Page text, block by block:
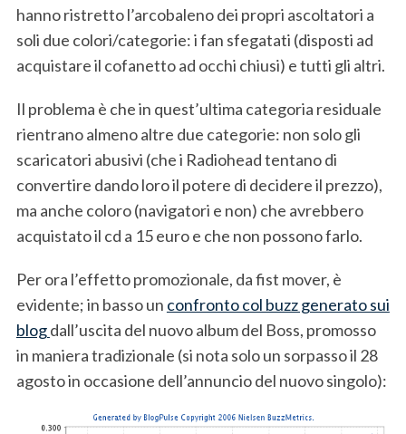
hanno ristretto l’arcobaleno dei propri ascoltatori a
soli due colori/categorie: i fan sfegatati (disposti ad
acquistare il cofanetto ad occhi chiusi) e tutti gli altri.
Il problema è che in quest’ultima categoria residuale
rientrano almeno altre due categorie: non solo gli
scaricatori abusivi (che i Radiohead tentano di
convertire dando loro il potere di decidere il prezzo),
ma anche coloro (navigatori e non) che avrebbero
acquistato il cd a 15 euro e che non possono farlo.
Per ora l’effetto promozionale, da fist mover, è
evidente; in basso un confronto col buzz generato sui
blogdall’uscita del nuovo album del Boss, promosso
in maniera tradizionale (si nota solo un sorpasso il 28
agosto in occasione dell’annuncio del nuovo singolo):
S
a